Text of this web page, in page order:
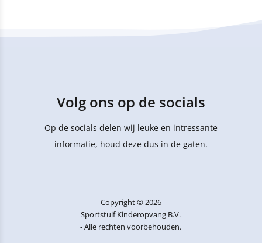
Volg ons op de socials
Op de socials delen wij leuke en intressante
informatie, houd deze dus in de gaten.
Copyright © 2026
Sportstuif Kinderopvang B.V.
- Alle rechten voorbehouden.